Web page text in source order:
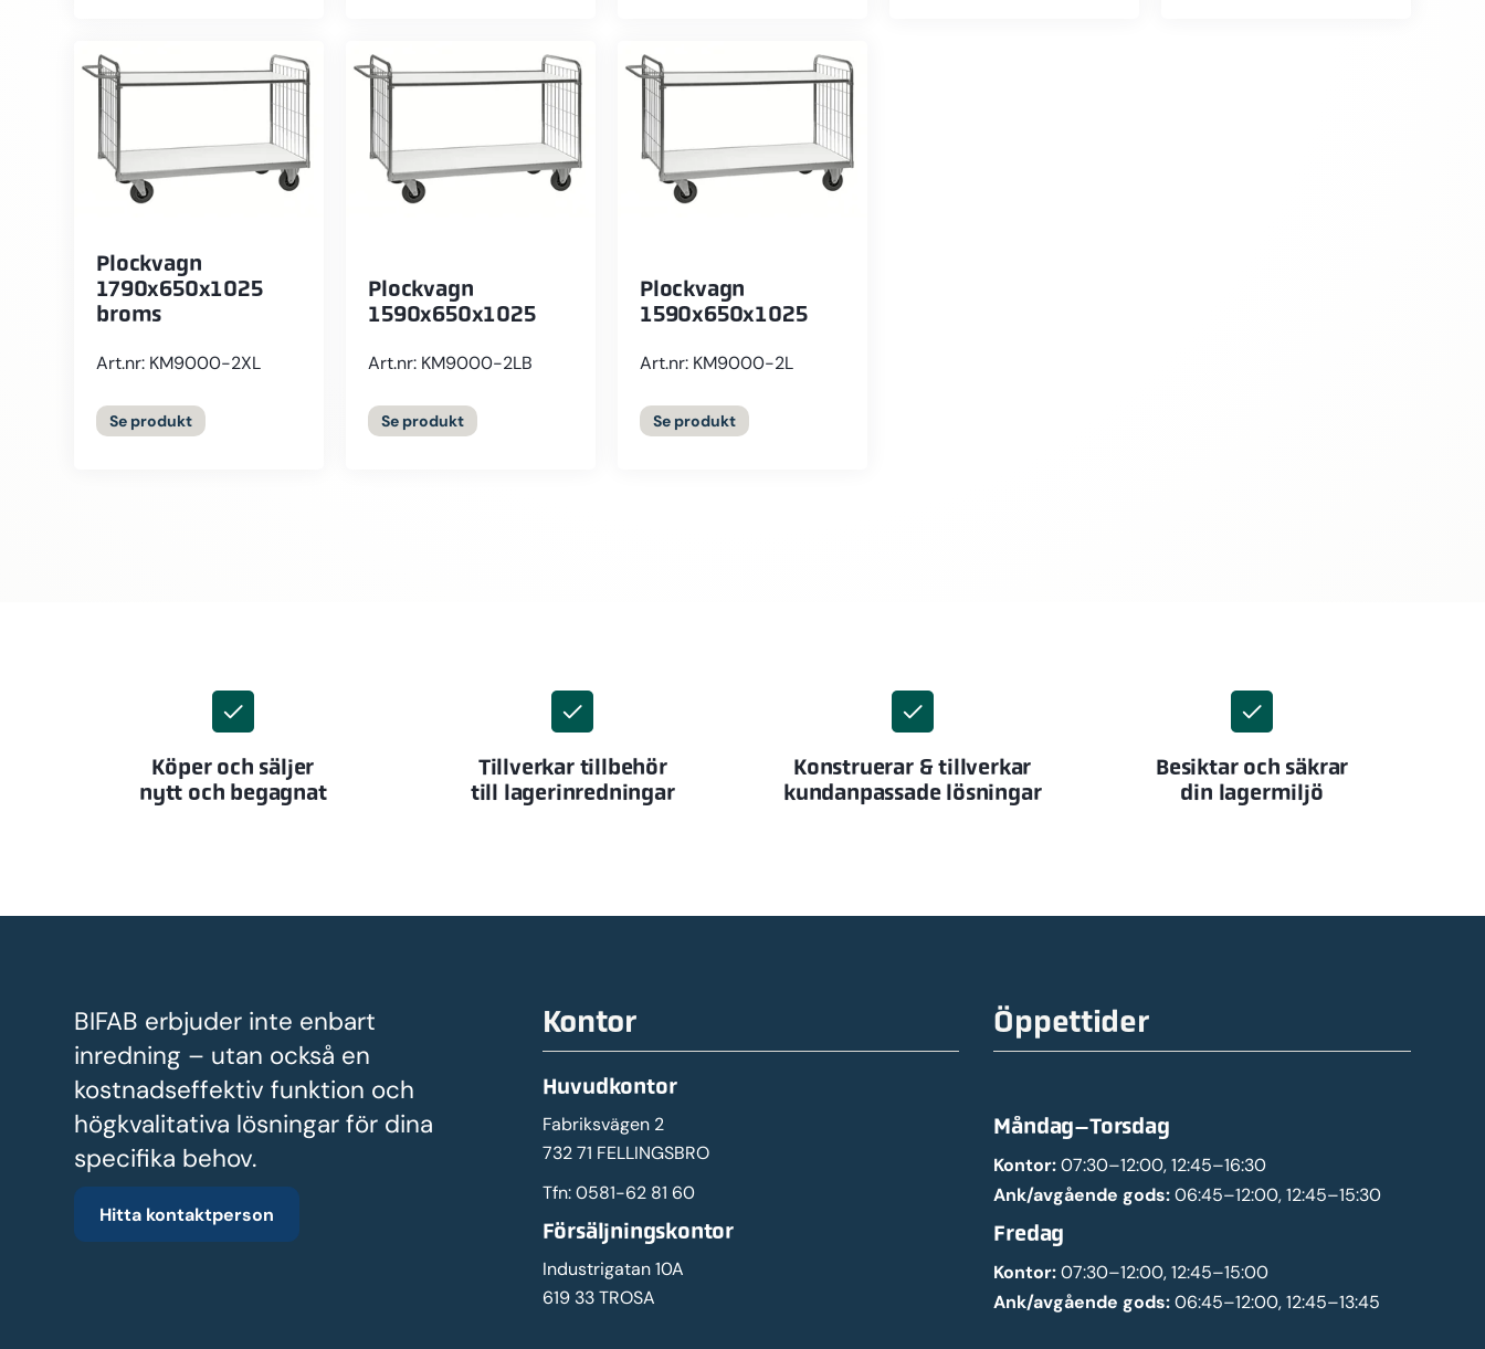
Plockvagn
1790x650x1025
broms
Art.nr: KM9000-2XL
Se produkt
Plockvagn
1590x650x1025
Art.nr: KM9000-2LB
Se produkt
Plockvagn
1590x650x1025
Art.nr: KM9000-2L
Se produkt
Köper och säljer
nytt och begagnat
Tillverkar tillbehör
till lagerinredningar
Konstruerar & tillverkar
kundanpassade lösningar
Besiktar och säkrar
din lagermiljö
BIFAB erbjuder inte enbart
inredning – utan också en
kostnadseffektiv funktion och
högkvalitativa lösningar för dina
specifika behov.
Hitta kontaktperson
Kontor
Huvudkontor
Fabriksvägen 2
732 71 FELLINGSBRO
Tfn: 0581-62 81 60
Försäljningskontor
Industrigatan 10A
619 33 TROSA
Öppettider
Måndag–Torsdag
Kontor: 07:30–12:00, 12:45–16:30
Ank/avgående gods: 06:45–12:00, 12:45–15:30
Fredag
Kontor: 07:30–12:00, 12:45–15:00
Ank/avgående gods: 06:45–12:00, 12:45–13:45